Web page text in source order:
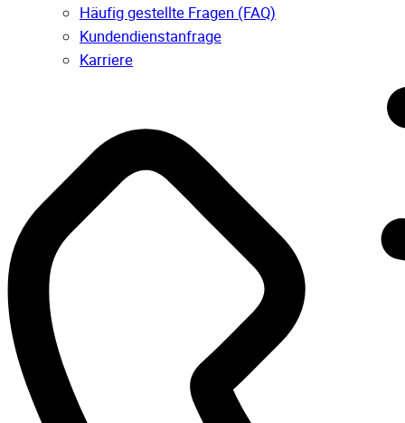
Häufig gestellte Fragen (FAQ)
Kunden­dienst­anfrage
Karriere